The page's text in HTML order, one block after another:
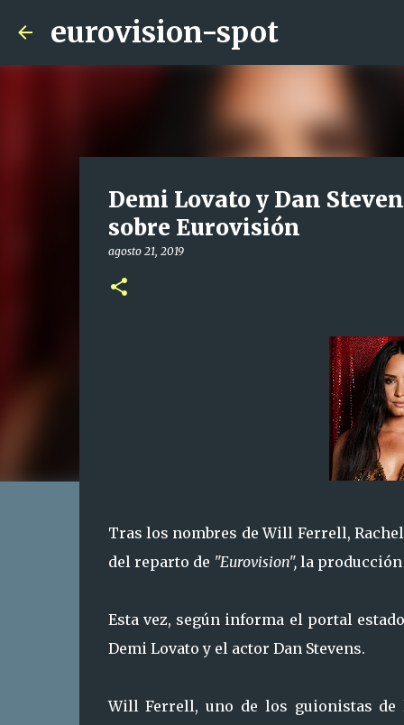
eurovision-spot
Demi Lovato y Dan
sobre Eurovisión
agosto 21, 2019
Tras los nombres de Will Ferrell,
del reparto de "Eurovision",la producción
Esta vez, según informa el portal
Demi Lovato y el actor Dan Stevens.
Will Ferrell, uno de los guionistas